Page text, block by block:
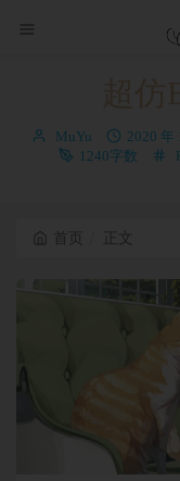
博
主：
MuYu
发
布
2020 年
1240字数
首页 正文